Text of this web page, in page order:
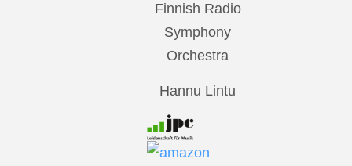
Finnish Radio
Symphony
Orchestra
Hannu Lintu